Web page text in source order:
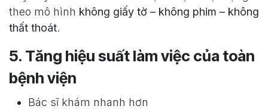
theo mô hình không giấy tờ – không phim – không
thất thoát.
5. Tăng hiệu suất làm việc của toàn
bệnh viện
Bác sĩ khám nhanh hơn